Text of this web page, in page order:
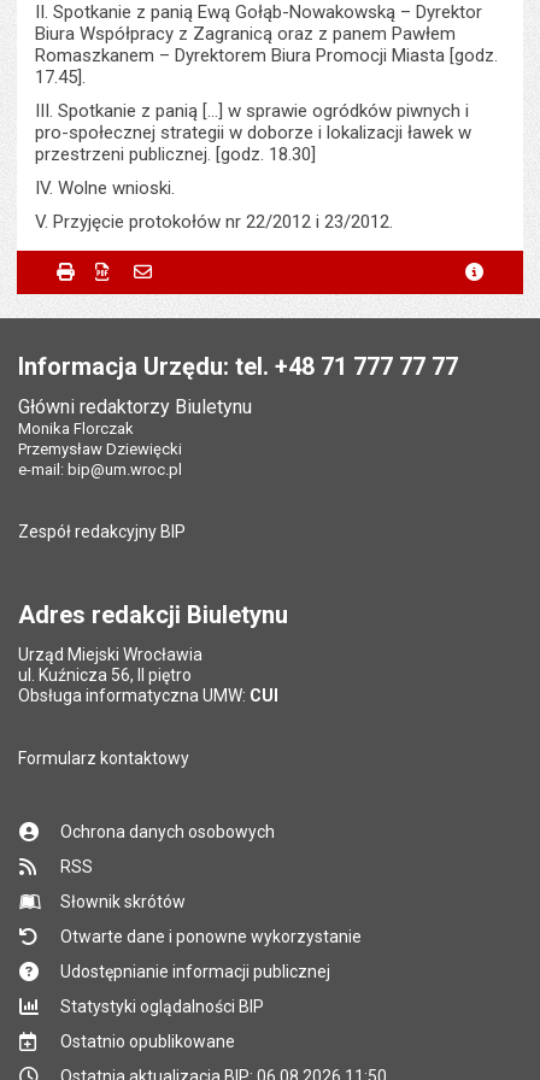
II. Spotkanie z panią Ewą Gołąb-Nowakowską – Dyrektor
Biura Współpracy z Zagranicą oraz z panem Pawłem
Romaszkanem – Dyrektorem Biura Promocji Miasta [godz.
17.45].
III. Spotkanie z panią [...] w sprawie ogródków piwnych i
pro-społecznej strategii w doborze i lokalizacji ławek w
przestrzeni publicznej. [godz. 18.30]
IV. Wolne wnioski.
V. Przyjęcie protokołów nr 22/2012 i 23/2012.
Metryczka
Podmiot udostępniający:
Urząd Miejski Wrocławia
Opublikował w BIP:
Data opublikowania:
Powiadom znajomego
Powiadom znajomego
Twoje imię i nazwisko
Twój adres e-mail Pole wymagane
Tytuł e-mailaPole wymagane
*
Adres e-mail znajomego
Pytanie antyspamowe
*
Pole wymagane
Drukuj Zapisz do PDF
Informacja Urzędu: tel. +48 71 777 77 77
Główni redaktorzy Biuletynu
Monika Florczak
Przemysław Dziewięcki
e-mail: bip@um.wroc.pl
Zespół redakcyjny BIP
Adres redakcji Biuletynu
Urząd Miejski Wrocławia
ul. Kuźnicza 56, II piętro
Obsługa informatyczna UMW: CUI
Formularz kontaktowy
Ochrona danych osobowych
RSS
Słownik skrótów
Otwarte dane i ponowne wykorzystanie
Udostępnianie informacji publicznej
Statystyki oglądalności BIP
Ostatnio opublikowane